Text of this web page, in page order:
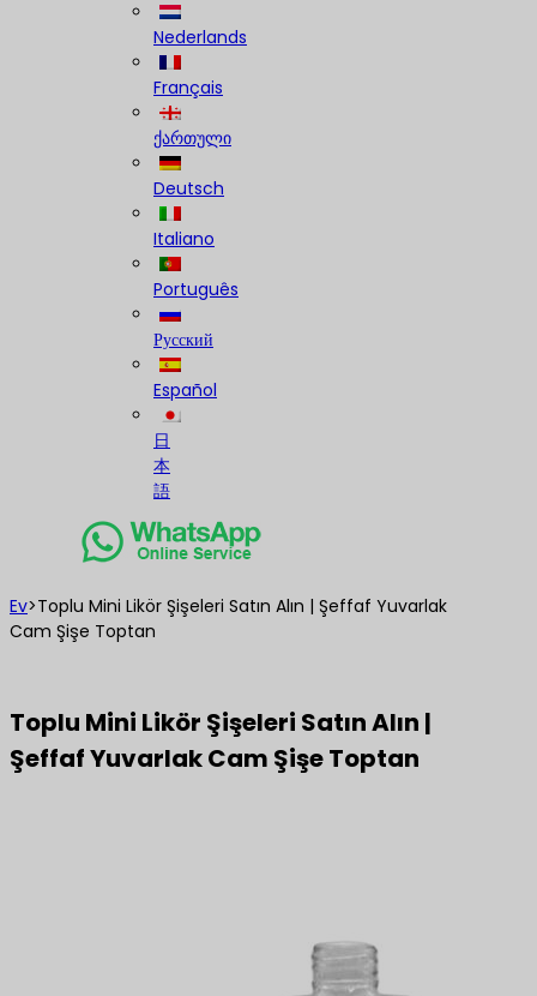
Nederlands
Français
ქართული
Deutsch
Italiano
Português
Русский
Español
日
本
語
Ev>Toplu Mini Likör Şişeleri Satın Alın | Şeffaf Yuvarlak
Cam Şişe Toptan
Toplu Mini Likör Şişeleri Satın Alın |
Şeffaf Yuvarlak Cam Şişe Toptan